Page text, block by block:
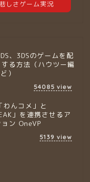
、3DSのゲームを配
る方法（ハウツー編
）
54085 view
わんコメ」と
」を連携させるア
ン OneVP
5139 view